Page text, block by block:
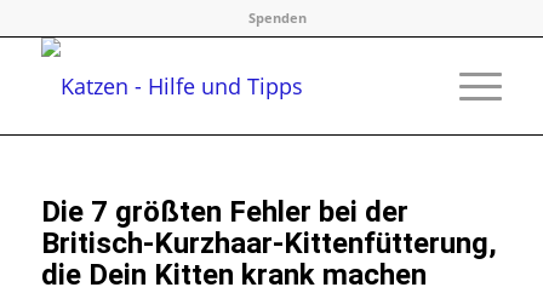
Spenden
Die 7 größten Fehler bei der
Britisch-Kurzhaar-Kittenfütterung,
die Dein Kitten krank machen